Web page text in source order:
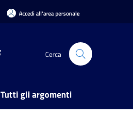
Accedi all'area personale
Cerca
Tutti gli argomenti